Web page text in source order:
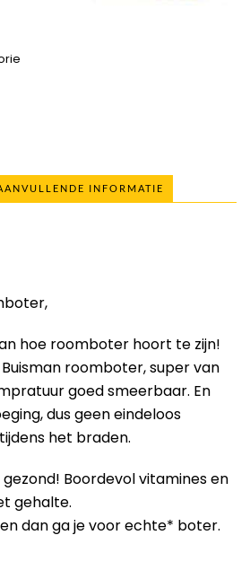
INFORMATIE
hoe roomboter hoort te zijn!
Buisman roomboter, super van
goed smeerbaar. En
dus geen eindeloos
het braden.
Boordevol vitamines en
gehalte.
dan ga je voor echte* boter.